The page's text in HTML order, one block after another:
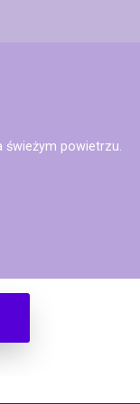
świeżym powietrzu.